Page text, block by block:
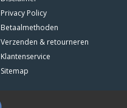
Privacy Policy
Betaalmethoden
Verzenden & retourneren
Klantenservice
Sitemap